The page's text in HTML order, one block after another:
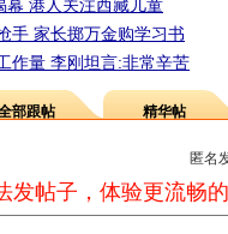
幕 港人关注西藏儿童
手 家长掷万金购学习书
作量 李刚坦言:非常辛苦
部跟帖 精华帖
匿名
发帖子，体验更流畅